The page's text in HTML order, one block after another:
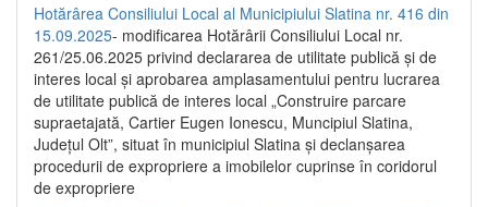
Hotărârea Consiliului Local al Municipiului Slatina nr. 416 din
15.09.2025- modificarea Hotărârii Consiliului Local nr.
261/25.06.2025 privind declararea de utilitate publică și de
interes local și aprobarea amplasamentului pentru lucrarea
de utilitate publică de interes local „Construire parcare
supraetajată, Cartier Eugen Ionescu, Muncipiul Slatina,
Județul Olt”, situat în municipiul Slatina și declanșarea
procedurii de expropriere a imobilelor cuprinse în coridorul
de expropriere